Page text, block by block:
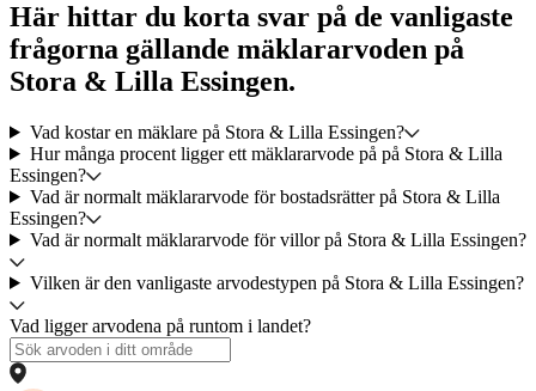
Här hittar du korta svar på de vanligaste
frågorna gällande mäklararvoden på
Stora & Lilla Essingen.
Vad kostar en mäklare på Stora & Lilla Essingen?
Hur många procent ligger ett mäklararvode på på Stora & Lilla
Essingen?
Vad är normalt mäklararvode för bostadsrätter på Stora & Lilla
Essingen?
Vad är normalt mäklararvode för villor på Stora & Lilla Essingen?
Vilken är den vanligaste arvodestypen på Stora & Lilla Essingen?
Vad ligger arvodena på runtom i landet?